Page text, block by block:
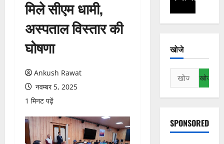
मिले सीएम धामी,
अस्पताल विस्तार की
घोषणा
Ankush Rawat
नवम्बर 5, 2025
1 मिनट पढ़ें
खोजे
निम्न
को
खोजें:
SPONSORED